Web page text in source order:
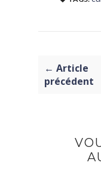
← Article
précédent